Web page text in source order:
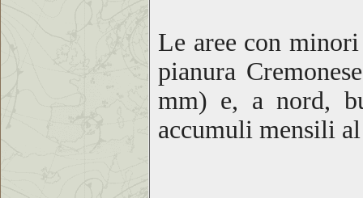
Le aree con
pianura
mm) e, a nord,
accumuli mensili